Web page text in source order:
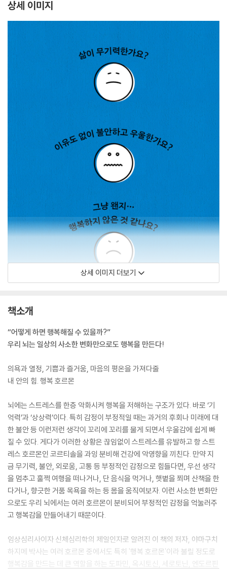
상세 이미지
상세 이미지 더보기
책소개
“어떻게 하면 행복해질 수 있을까?”
우리 뇌는 일상의 사소한 변화만으로도 행복을 만든다!
의욕과 열정, 기쁨과 즐거움, 마음의 평온을 가져다줄
내 안의 힘. 행복 호르몬
뇌에는 스트레스를 한층 악화시켜 행복을 저해하는 구조가 있다. 바로 ‘기
억력’과 ‘상상력’이다. 특히 감정이 부정적일 때는 과거의 후회나 미래에 대
한 불안 등 이런저런 생각이 꼬리에 꼬리를 물게 되면서 우울감에 쉽게 빠
질 수 있다. 게다가 이러한 상황은 끊임없이 스트레스를 유발하고 항 스트
레스 호르몬인 코르티솔을 과잉 분비해 건강에 악영향을 끼친다. 만약 지
금 무기력, 불안, 외로움, 고통 등 부정적인 감정으로 힘들다면, 우선 생각
을 멈추고 훌쩍 여행을 떠나거나, 단 음식을 먹거나, 햇볕을 쬐며 산책을 한
다거나, 향긋한 거품 목욕을 하는 등 몸을 움직여보자. 이런 사소한 변화만
으로도 우리 뇌에서는 여러 호르몬이 분비되어 부정적인 감정을 억눌러주
고 행복감을 만들어내기 때문이다.
임상심리사이자 신체심리학의 제일인자로 알려진 이 책의 저자, 야마구치
하지메 박사는 여러 호르몬 중에서도 특히 '행복 호르몬'이라 불릴 정도로
행복감을 만드는 데 큰 역할을 하는 도파민, 옥시토신, 세로토닌, 엔도르핀